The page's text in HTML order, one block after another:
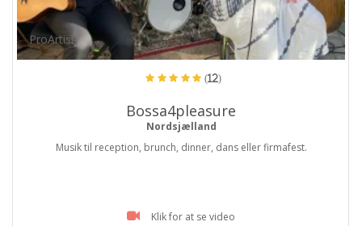
ProArtist
(12)
Bossa4pleasure
Nordsjælland
Musik til reception, brunch, dinner, dans eller firmafest.
Klik for at se video